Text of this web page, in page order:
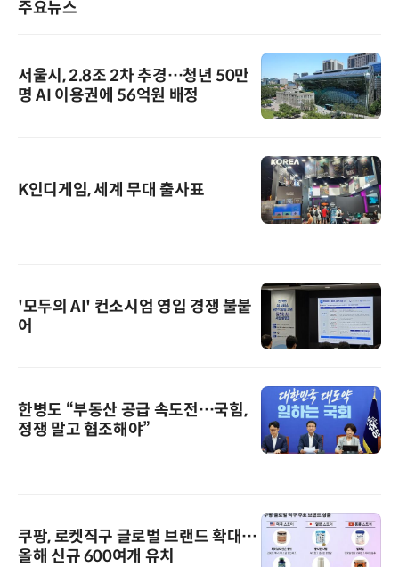
주요뉴스
서울시, 2.8조 2차 추경…청년 50만
명 AI 이용권에 56억원 배정
K인디게임, 세계 무대 출사표
'모두의 AI' 컨소시엄 영입 경쟁 불붙
어
한병도 “부동산 공급 속도전…국힘,
정쟁 말고 협조해야”
쿠팡, 로켓직구 글로벌 브랜드 확대…
올해 신규 600여개 유치